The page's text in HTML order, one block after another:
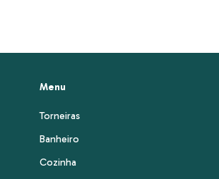
Menu
Torneiras
Banheiro
Cozinha